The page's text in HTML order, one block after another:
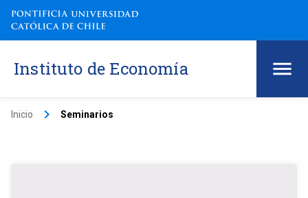
Instituto de Economía
Inicio keyboard_arrow_right Seminarios